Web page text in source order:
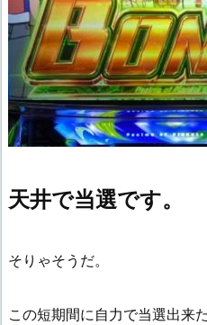
天井で当選です。
そりゃそうだ。
この短期間に自力で当選出来